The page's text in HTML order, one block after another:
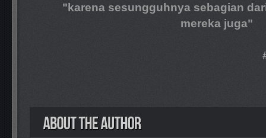
"karena sesungguhnya sebagian
mereka juga"